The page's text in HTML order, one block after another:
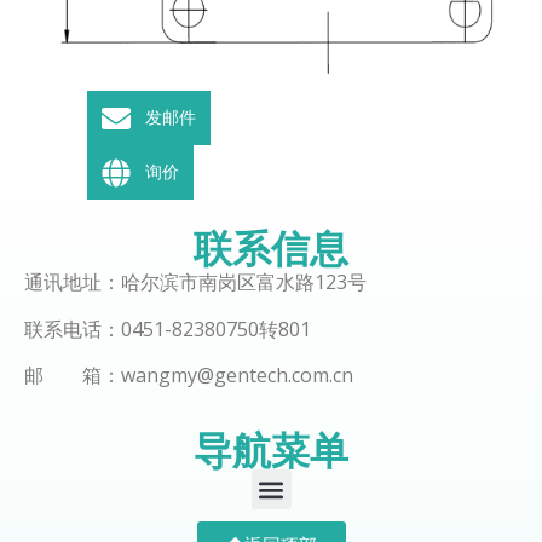
联系信息
通讯地址：哈尔滨市南岗区富水路123号
联系电话：0451-82380750转801
邮 箱：wangmy@gentech.com.cn
导航菜单
发邮件
询价